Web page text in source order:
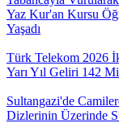
Yaz Kur'an Kursu
Yaşadı
Türk Telekom 2026
Yarı Yıl Geliri 142
Sultangazi'de
Dizlerinin Üzerinde